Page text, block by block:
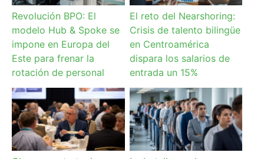
Revolución BPO: El
modelo Hub & Spoke se
impone en Europa del
Este para frenar la
rotación de personal
El reto del Nearshoring:
Crisis de talento bilingüe
en Centroamérica
dispara los salarios de
entrada un 15%